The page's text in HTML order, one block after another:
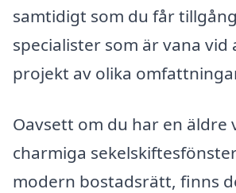
samtidigt som du får
specialister som är vana
projekt av olika
Oavsett om du har en äldre
charmiga
modern bostadsrätt, finns